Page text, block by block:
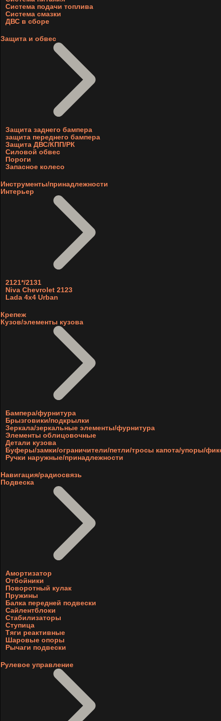
Система подачи топлива
Система смазки
ДВС в сборе
Защита и обвес
Защита заднего бампера
защита переднего бампера
Защита ДВС/КПП/РК
Силовой обвес
Пороги
Запасное колесо
Инструменты/принадлежности
Интерьер
2121*/2131
Niva Chevrolet 2123
Lada 4x4 Urban
Крепеж
Кузов/элементы кузова
Бампера/фурнитура
Брызговики/подкрылки
Зеркала/зеркальные элементы/фурнитура
Элементы облицовочные
Детали кузова
Буферы/замки/ограничители/петли/тросы капота/упоры/
Ручки наружные/принадлежности
Навигация/радиосвязь
Подвеска
Амортизатор
Отбойники
Поворотный кулак
Пружины
Балка передней подвески
Сайлентблоки
Стабилизаторы
Ступица
Тяги реактивные
Шаровые опоры
Рычаги подвески
Рулевое управление